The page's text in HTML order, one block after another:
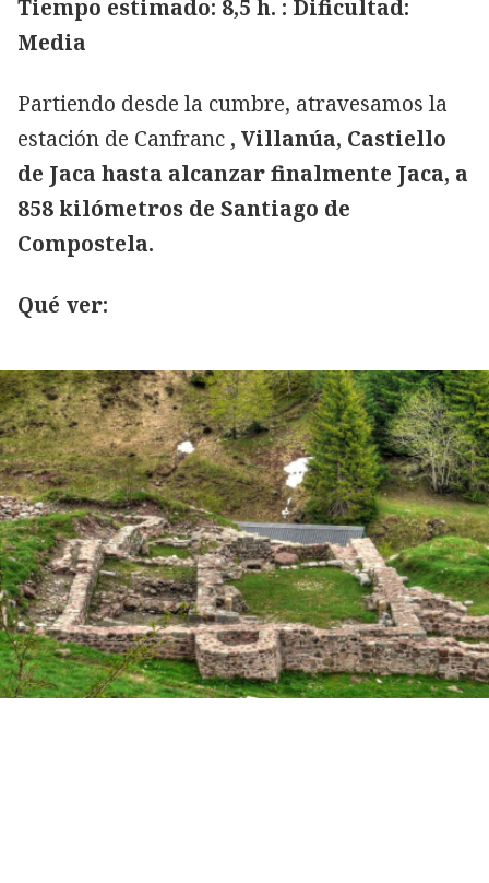
Tiempo estimado: 8,5 h. : Dificultad:
Media
Partiendo desde la cumbre, atravesamos la
estación de Canfranc , Villanúa, Castiello
de Jaca hasta alcanzar finalmente Jaca, a
858 kilómetros de Santiago de
Compostela.
Qué ver: